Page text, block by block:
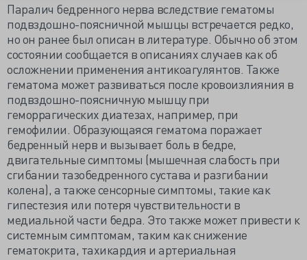
Паралич бедренного нерва вследствие гематомы
подвздошно-поясничной мышцы встречается редко,
но он ранее был описан в литературе. Обычно об этом
состоянии сообщается в описаниях случаев как об
осложнении применения антикоагулянтов. Также
гематома может развиваться после кровоизлияния в
подвздошно-поясничную мышцу при
геморрагических диатезах, например, при
гемофилии. Образующаяся гематома поражает
бедренный нерв и вызывает боль в бедре,
двигательные симптомы (мышечная слабость при
сгибании тазобедренного сустава и разгибании
колена), а также сенсорные симптомы, такие как
гипестезия или потеря чувствительности в
медиальной части бедра. Это также может привести к
системным симптомам, таким как снижение
гематокрита, тахикардия и артериальная